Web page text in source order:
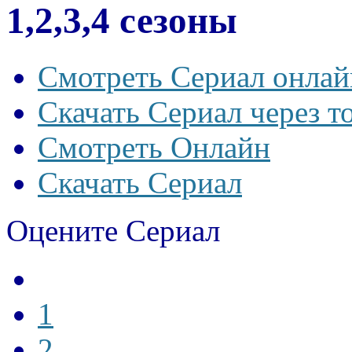
1,2,3,4 сезоны
Смотреть Сериал
Скачать Сериал через
Смотреть Онлайн
Скачать Сериал
Оцените Сериал
1